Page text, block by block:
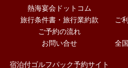
熱海宴会ドットコム
旅行条件書・旅行業約款
ご
ご予約の流れ
お問い合せ
全
宿泊付ゴルフパック予約サイト